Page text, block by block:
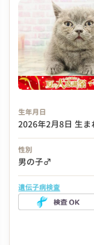
生年月日
2026年2月8日 生ま
性別
男の子♂
遺伝子病検査